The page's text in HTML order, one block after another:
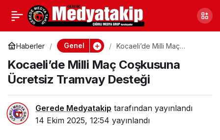
Haberler Genel
Kocaeli’de Milli Maç
Tramvay Desteği
Kocaeli’de Milli Maç Coşkusuna
Ücretsiz Tramvay Desteği
Gerede Medyatakip tarafından yayınlandı
14 Ekim 2025, 12:54 yayınlandı
Sakarya’nın Kahverengi
Kokarcayla Mücadelesi
ABD’de Anlatıldı
Paylaş